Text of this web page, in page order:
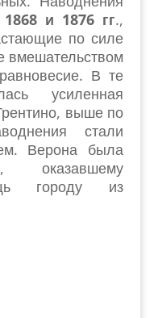
и 1876 гг.,
по силе
вмешательством
В те
усиленная
выше по
стали
Верона была
оказавшему
городу из